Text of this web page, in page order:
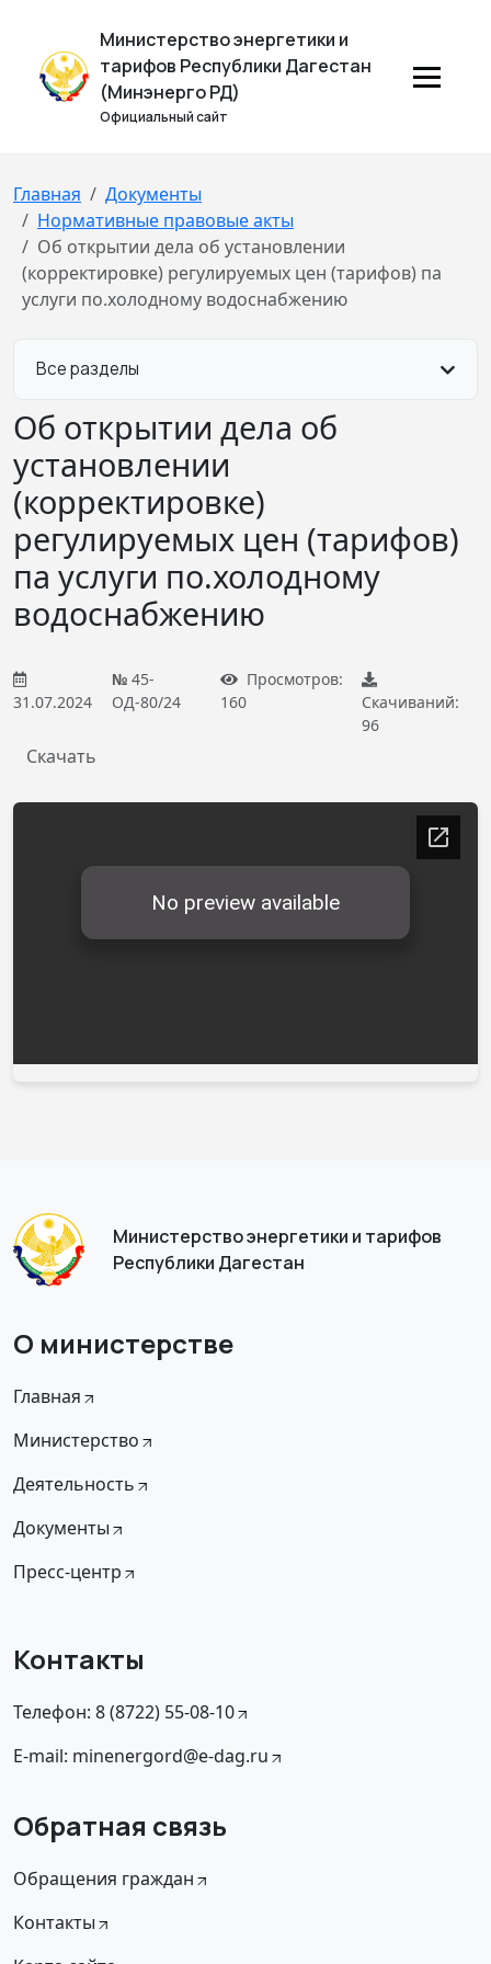
Министерство энергетики и
тарифов Республики Дагестан
(Минэнерго РД)
Официальный сайт
Главная
Документы
Нормативные правовые акты
Об открытии дела об установлении
(корректировке) регулируемых цен (тарифов) па
услуги по.холодному водоснабжению
Все разделы
Об открытии дела об
установлении
(корректировке)
регулируемых цен (тарифов)
па услуги по.холодному
водоснабжению
31.07.2024
№ 45-
ОД-80/24
Просмотров:
160
Скачиваний:
96
Скачать
Министерство энергетики и тарифов
Республики Дагестан
О министерстве
Главная
Министерство
Деятельность
Документы
Пресс-центр
Контакты
Телефон: 8 (8722) 55-08-10
E-mail: minenergord@e-dag.ru
Обратная связь
Обращения граждан
Контакты